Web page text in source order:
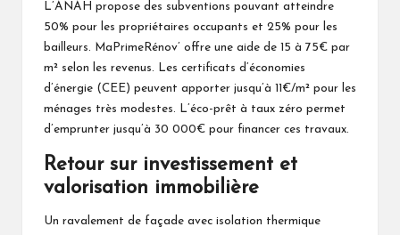
L’ANAH propose des subventions pouvant atteindre
50% pour les propriétaires occupants et 25% pour les
bailleurs. MaPrimeRénov’ offre une aide de 15 à 75€ par
m² selon les revenus. Les certificats d’économies
d’énergie (CEE) peuvent apporter jusqu’à 11€/m² pour les
ménages très modestes. L’éco-prêt à taux zéro permet
d’emprunter jusqu’à 30 000€ pour financer ces travaux.
Retour sur investissement et
valorisation immobilière
Un ravalement de façade avec isolation thermique